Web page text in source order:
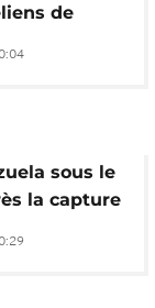
de
la
président
sous le
la capture
Nicolas